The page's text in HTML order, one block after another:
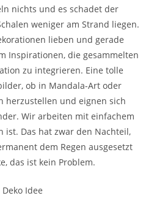
nichts und es schadet der
weniger am Strand liegen.
lieben und gerade
Inspirationen, die gesammelten
zu integrieren. Eine tolle
ob in Mandala-Art oder
herzustellen und eignen sich
Wir arbeiten mit einfachem
ist. Das hat zwar den Nachteil,
dem Regen ausgesetzt
das ist kein Problem.